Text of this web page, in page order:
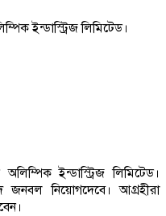
ইন্ডাস্ট্রিজ লিমিটেড।
ইন্ডাস্ট্রিজ লিমিটেড।
জনবল নিয়োগদেবে। আগ্রহীরা